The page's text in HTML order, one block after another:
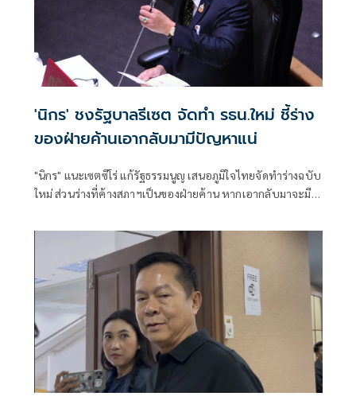
'นิกร' ชงรัฐบาลรีเซต จัดทำ รธน.ใหม่ ชี้ร่าง
ของฝ่ายค้านเอากลับมามีปัญหาแน่
"นิกร" แนะเซตซีโร่ แก้รัฐธรรมนูญ เสนอภูมิใจไทยจัดทำร่างฉบับ
ใหม่ ส่วนร่างที่ค้างสภาฯเป็นของฝ่ายค้าน หากเอากลับมาจะมี
ยังไม่ใช่เวลาแก้ รธน.